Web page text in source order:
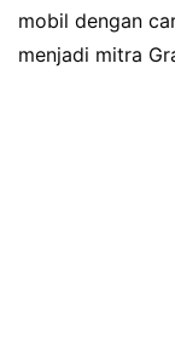
mobil dengan
menjadi mitra